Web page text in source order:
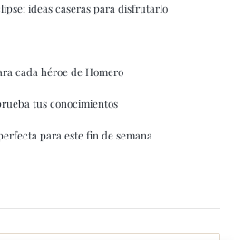
ideas caseras para disfrutarlo
cada héroe de Homero
tus conocimientos
para este fin de semana